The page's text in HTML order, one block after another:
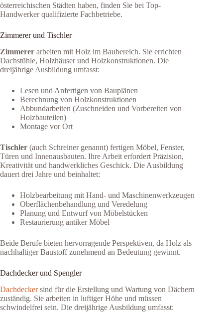
österreichischen Städten haben, finden Sie bei Top-
Handwerker qualifizierte Fachbetriebe.
Zimmerer und Tischler
Zimmerer arbeiten mit Holz im Baubereich. Sie errichten
Dachstühle, Holzhäuser und Holzkonstruktionen. Die
dreijährige Ausbildung umfasst:
Lesen und Anfertigen von Bauplänen
Berechnung von Holzkonstruktionen
Abbundarbeiten (Zuschneiden und Vorbereiten von
Holzbauteilen)
Montage vor Ort
Tischler (auch Schreiner genannt) fertigen Möbel, Fenster,
Türen und Innenausbauten. Ihre Arbeit erfordert Präzision,
Kreativität und handwerkliches Geschick. Die Ausbildung
dauert drei Jahre und beinhaltet:
Holzbearbeitung mit Hand- und Maschinenwerkzeugen
Oberflächenbehandlung und Veredelung
Planung und Entwurf von Möbelstücken
Restaurierung antiker Möbel
Beide Berufe bieten hervorragende Perspektiven, da Holz als
nachhaltiger Baustoff zunehmend an Bedeutung gewinnt.
Dachdecker und Spengler
Dachdeckersind für die Erstellung und Wartung von Dächern
zuständig. Sie arbeiten in luftiger Höhe und müssen
schwindelfrei sein. Die dreijährige Ausbildung umfasst: